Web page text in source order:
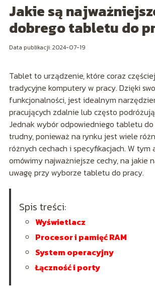
Jakie są
dobrego tabletu do
Data publikacji: 2024-07-19
Tablet to urządzenie, które coraz
tradycyjne komputery w pracy. Dzięki
funkcjonalności, jest idealnym
pracujących zdalnie lub często
Jednak wybór odpowiedniego tabletu
trudny, ponieważ na rynku jest wiele
różnych cechach i specyfikacjach. W tym
omówimy najważniejsze cechy, na jakie
uwagę przy wyborze tabletu do pracy.
Spis treści:
Wyświetlacz
Procesor i pamięć RAM
System operacyjny
Łączność i porty